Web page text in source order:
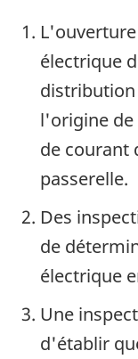
électrique
distribution
l'origine
de courant
passerelle.
Des
de
électrique
Une
d'établir